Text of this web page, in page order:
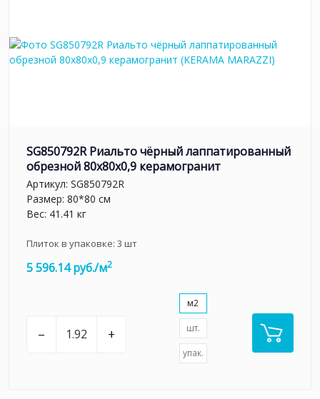
SG850792R Риальто чёрный лаппатированный
обрезной 80x80x0,9 керамогранит
Артикул: SG850792R
Размер: 80*80 см
Вес: 41.41 кг
Плиток в упаковке: 3 шт
5 596.14 руб./м2
– +
м2
шт.
упак.